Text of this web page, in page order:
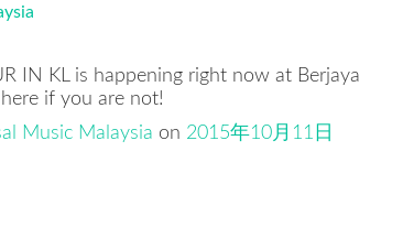
IN KL is happening right now at Berjaya
here if you are not!
Music Malaysia on 2015年10月11日